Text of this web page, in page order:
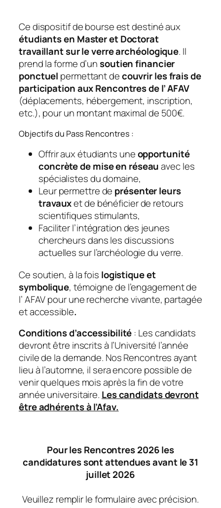
Ce dispositif de bourse est destiné aux
étudiants en Master et Doctorat
travaillant sur le verre archéologique. Il
prend la forme d’unsoutien financier
ponctuel permettant decouvrir les frais de
participation aux Rencontres de l’ AFAV
(déplacements, hébergement, inscription,
etc.), pour un montant maximal de 500€.
Objectifs du Pass Rencontres :
Offrir aux étudiants uneopportunité
concrète de mise en réseauavec les
spécialistes du domaine,
Leur permettre de présenter leurs
travauxet de bénéficier de retours
scientifiques stimulants,
Faciliter l’intégration des jeunes
chercheurs dans les discussions
actuelles sur l’archéologie du verre.
Ce soutien, à la fois logistique et
symbolique, témoigne de l’engagement de
l’ AFAV pour une recherche vivante, partagée
et accessible.
Conditions d’accessibilité : Les candidats
devront être inscrits à l’Université l’année
civile de la demande. Nos Rencontres ayant
lieu à l’automne, il sera encore possible de
venir quelques mois après la fin de votre
année universitaire. Les candidats devront
être adhérents à l’Afav.
Pour les Rencontres 2026 les
candidatures sont attendues avant le 31
juillet 2026
Veuillez remplir le formulaire avec précision.